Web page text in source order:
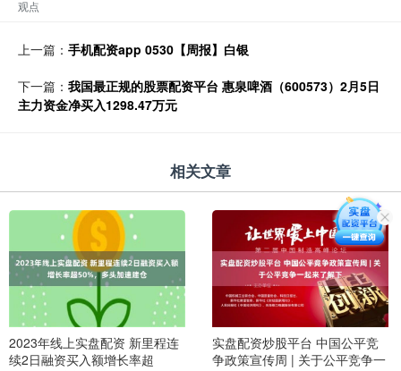
观点
上一篇： 手机配资app 0530【周报】白银
下一篇： 我国最正规的股票配资平台 惠泉啤酒（600573）2月5日
主力资金净买入1298.47万元
相关文章
2023年线上实盘配资 新里程连
续2日融资买入额增长率超
实盘配资炒股平台 中国公平竞
争政策宣传周 | 关于公平竞争一